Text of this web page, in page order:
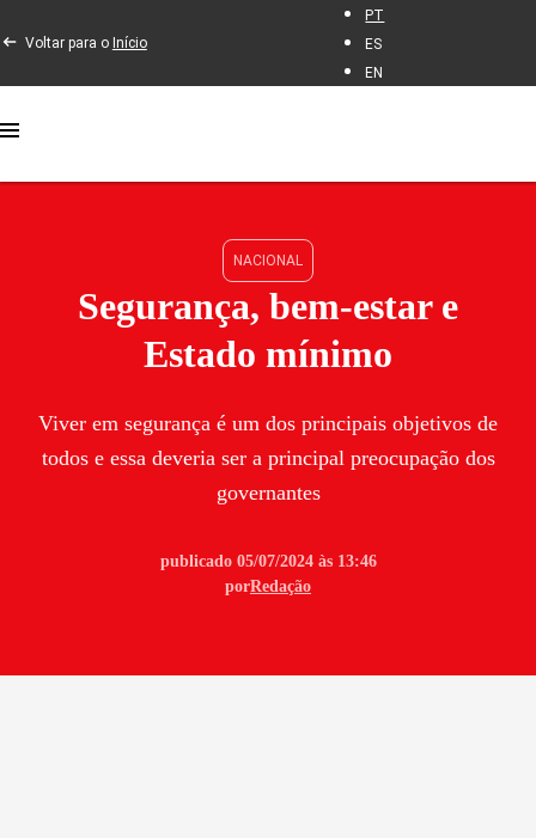
Voltar para o Início
PT
ES
EN
NACIONAL
Segurança, bem-estar e
Estado mínimo
Viver em segurança é um dos principais objetivos de
todos e essa deveria ser a principal preocupação dos
governantes
publicado 05/07/2024 às 13:46
porRedação